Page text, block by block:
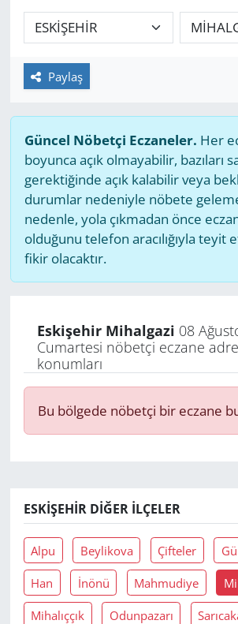
Paylaş
Güncel Nöbetçi Eczaneler. Her
boyunca açık olmayabilir, bazıları
gerektiğinde açık kalabilir veya
durumlar nedeniyle nöbete
nedenle, yola çıkmadan önce
olduğunu telefon aracılığıyla teyit
fikir olacaktır.
Eskişehir Mihalgazi 08
Cumartesi nöbetçi eczane
konumları
Bu bölgede nöbetçi bir eczane
ESKIŞEHIR DIĞER İLÇELER
Alpu Beylikova Çifteler
Han İnönü Mahmudiye
Mihalıççık Odunpazarı
GÜNDEM
HABERDE İNSAN
MAGAZİN
POLİTİKA
RESMİ İLANLAR
SAĞLIK
SPOR
Yerel